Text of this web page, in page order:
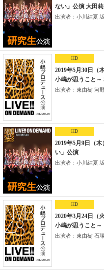
ない」公演 大田
出演者：小川結夏
HD
2019年5月30日（
小嶋が思うこと～
出演者：東由樹 河
HD
2019年5月9日（
い」公演
出演者：小川結夏
HD
2020年3月24日（
小嶋が思うこと～
出演者：東由樹 石